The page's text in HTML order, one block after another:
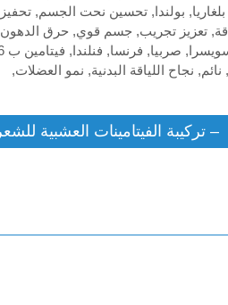
بلغاريا, بولندا, تحسين نحت الجسم, تحفيز
, تعزيز تجريب, جسم قوي, حرق الدهون
, صربيا, فرنسا, فنلندا, فيتامين ب 6
, نائم, نجاح اللياقة البدنية, نمو العضلات,